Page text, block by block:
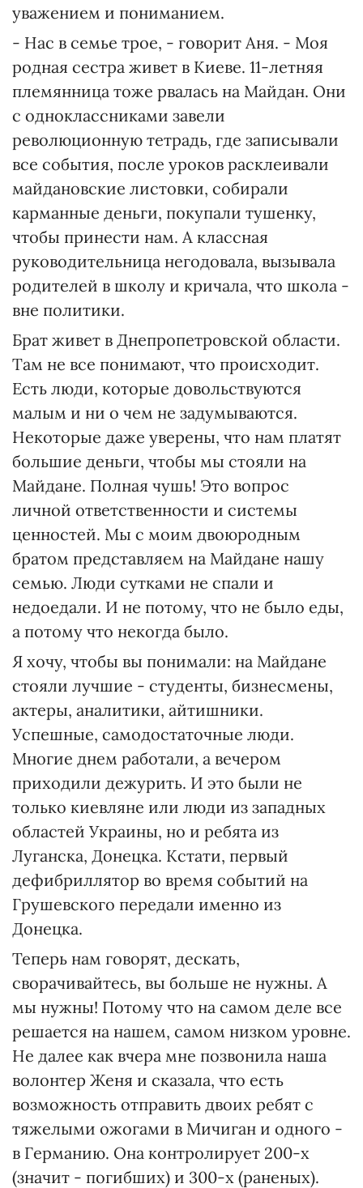
уважением и пониманием.
- Нас в семье трое, - говорит Аня. - Моя
родная сестра живет в Киеве. 11-летняя
племянница тоже рвалась на Майдан. Они
с одноклассниками завели
революционную тетрадь, где записывали
все события, после уроков расклеивали
майдановские листовки, собирали
карманные деньги, покупали тушенку,
чтобы принести нам. А классная
руководительница негодовала, вызывала
родителей в школу и кричала, что школа -
вне политики.
Брат живет в Днепропетровской области.
Там не все понимают, что происходит.
Есть люди, которые довольствуются
малым и ни о чем не задумываются.
Некоторые даже уверены, что нам платят
большие деньги, чтобы мы стояли на
Майдане. Полная чушь! Это вопрос
личной ответственности и системы
ценностей. Мы с моим двоюродным
братом представляем на Майдане нашу
семью. Люди сутками не спали и
недоедали. И не потому, что не было еды,
а потому что некогда было.
Я хочу, чтобы вы понимали: на Майдане
стояли лучшие - студенты, бизнесмены,
актеры, аналитики, айтишники.
Успешные, самодостаточные люди.
Многие днем работали, а вечером
приходили дежурить. И это были не
только киевляне или люди из западных
областей Украины, но и ребята из
Луганска, Донецка. Кстати, первый
дефибриллятор во время событий на
Грушевского передали именно из
Донецка.
Теперь нам говорят, дескать,
сворачивайтесь, вы больше не нужны. А
мы нужны! Потому что на самом деле все
решается на нашем, самом низком уровне.
Не далее как вчера мне позвонила наша
волонтер Женя и сказала, что есть
возможность отправить двоих ребят с
тяжелыми ожогами в Мичиган и одного -
в Германию. Она контролирует 200-х
(значит - погибших) и 300-х (раненых).